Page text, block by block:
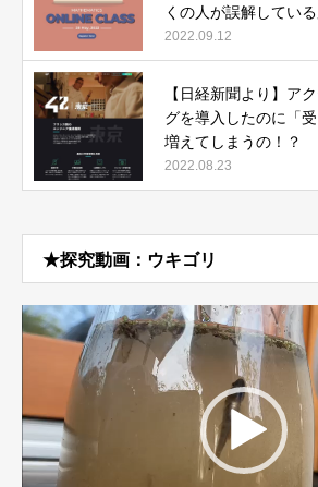
くの人が誤解している
2022.09.12
【日経新聞より】ア
グを導入したのに「
増えてしまうの！？
2022.08.23
★探究動画：ウキゴリ
動
画
プ